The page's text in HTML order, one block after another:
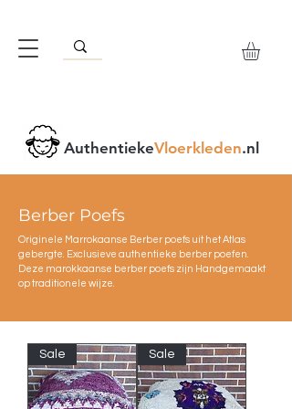
AuthentiekeVloerkleden.nl
Berber Poefs
Originele Marrokaanse Berber poefs uit het Atlas
gebergte. Exclusieve authentieke berber poefen.
Deze marokkaanse berber poefs zijn Handgemaakt
op traditionele wijze.
Sale Sale